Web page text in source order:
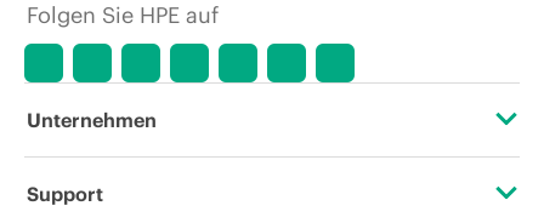
Folgen Sie HPE auf
Unternehmen
Über HPE
Support